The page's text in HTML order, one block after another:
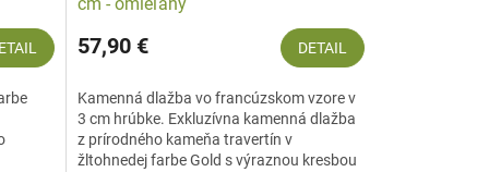
cm - omieľaný
57,90 € DETAIL
Kamenná dlažba vo francúzskom vzore v
3 cm hrúbke. Exkluzívna kamenná dlažba
z prírodného kameňa travertín v
žltohnedej farbe Gold s výraznou kresbou